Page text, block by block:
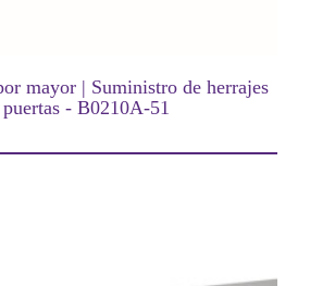
mayor | Suministro de herrajes
- B0210A-51